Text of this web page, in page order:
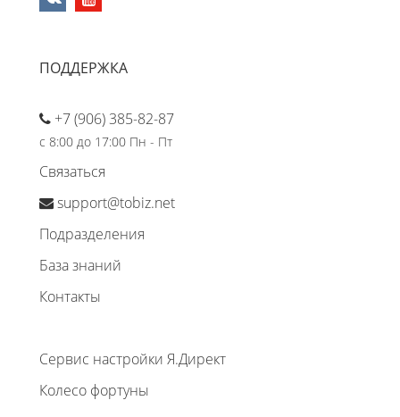
ПОДДЕРЖКА
+7 (906) 385-82-87
с 8:00 до 17:00 Пн - Пт
Связаться
support@tobiz.net
Подразделения
База знаний
Контакты
Сервис настройки Я.Директ
Колесо фортуны